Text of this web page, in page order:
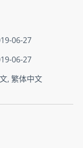
06-27
06-27
, 繁体中文